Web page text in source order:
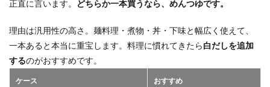
正直に言います。 どちらか一本買うなら、めんつゆです。
理由は汎用性の高さ。麺料理・煮物・丼・下味と幅広く使えて、
一本あると本当に重宝します。料理に慣れてきたら白だしを追加
するのがおすすめです。
ケース おすすめ